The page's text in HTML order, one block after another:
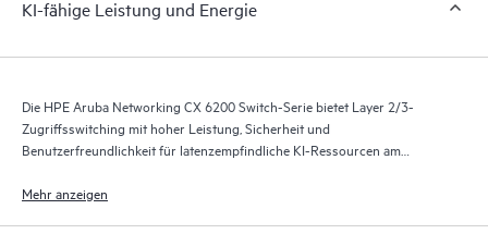
KI-fähige Leistung und Energie
Die HPE Aruba Networking CX 6200 Switch-Serie bietet Layer 2/3-
Zugriffsswitching mit hoher Leistung, Sicherheit und
Benutzerfreundlichkeit für latenzempfindliche KI-Ressourcen am
Zweigstellennetzwerken.
Mehr anzeigen